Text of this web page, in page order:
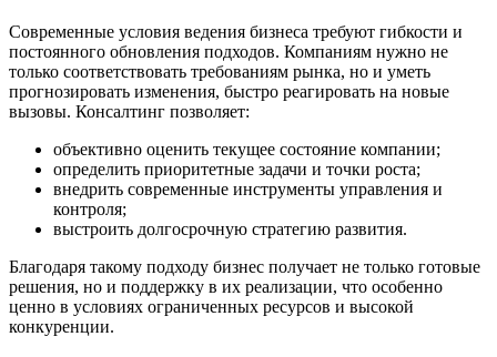
Современные условия ведения бизнеса требуют гибкости и
постоянного обновления подходов. Компаниям нужно не
только соответствовать требованиям рынка, но и уметь
прогнозировать изменения, быстро реагировать на новые
вызовы. Консалтинг позволяет:
объективно оценить текущее состояние компании;
определить приоритетные задачи и точки роста;
внедрить современные инструменты управления и
контроля;
выстроить долгосрочную стратегию развития.
Благодаря такому подходу бизнес получает не только готовые
решения, но и поддержку в их реализации, что особенно
ценно в условиях ограниченных ресурсов и высокой
конкуренции.